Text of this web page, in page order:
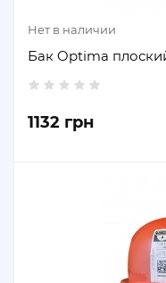
Нет в наличии
Бак Optima
1132 грн